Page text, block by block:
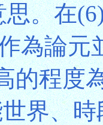
。在
為論元
的程度
界、